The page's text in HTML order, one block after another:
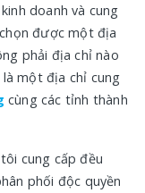
doanh và cung
được một địa
phải địa chỉ nào
một địa chỉ cung
cùng các tỉnh thành
cung cấp đều
phối độc quyền